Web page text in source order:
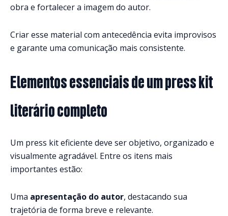
obra e fortalecer a imagem do autor.
Criar esse material com antecedência evita improvisos
e garante uma comunicação mais consistente.
Elementos essenciais de um press kit
literário completo
Um press kit eficiente deve ser objetivo, organizado e
visualmente agradável. Entre os itens mais
importantes estão:
Uma apresentação do autor, destacando sua
trajetória de forma breve e relevante.